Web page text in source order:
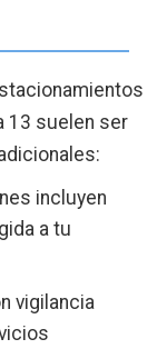
13 suelen ser
incluyen
a tu
vigilancia